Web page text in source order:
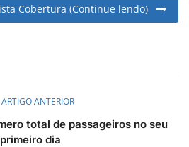
Cobertura (Continue lendo)
ARTIGO ANTERIOR
total de passageiros no seu
primeiro dia